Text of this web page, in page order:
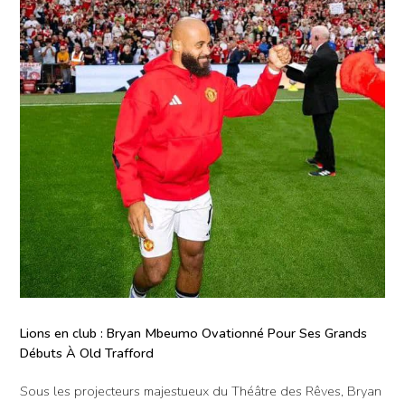
Lions en club : Bryan Mbeumo Ovationné Pour Ses Grands
Débuts À Old Trafford
Sous les projecteurs majestueux du Théâtre des Rêves, Bryan